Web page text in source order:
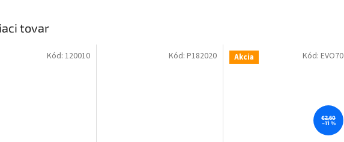
tovar
Kód: 120010 Kód: P182020 Akcia
€2,60
–11 %
Kód:EVO70